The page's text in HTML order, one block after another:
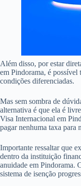
Além disso, por estar
em Pindorama, é possível
condições diferenciadas.
Mas sem sombra de
alternativa é que ela é
Visa Internacional em
pagar nenhuma taxa para
Importante ressaltar que
dentro da instituição
anuidade em Pindorama.
sistema de isenção